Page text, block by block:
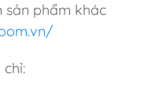
sản phẩm khác